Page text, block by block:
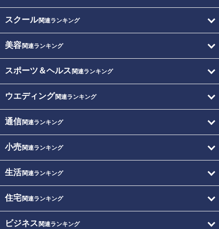
スクール関連ランキング
美容関連ランキング
スポーツ＆ヘルス 関連ランキング
ウエディング関連ランキング
通信関連ランキング
小売関連ランキング
生活関連ランキング
住宅関連ランキング
ビジネス 関連ランキング